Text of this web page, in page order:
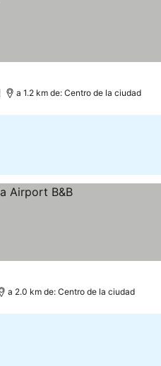
a 1.2 km de: Centro de la ciudad
a 2.0 km de: Centro de la ciudad